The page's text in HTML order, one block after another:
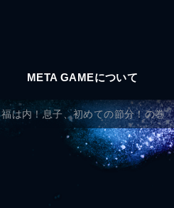
META GAMEについて
は内！息子、初めての節分！の巻